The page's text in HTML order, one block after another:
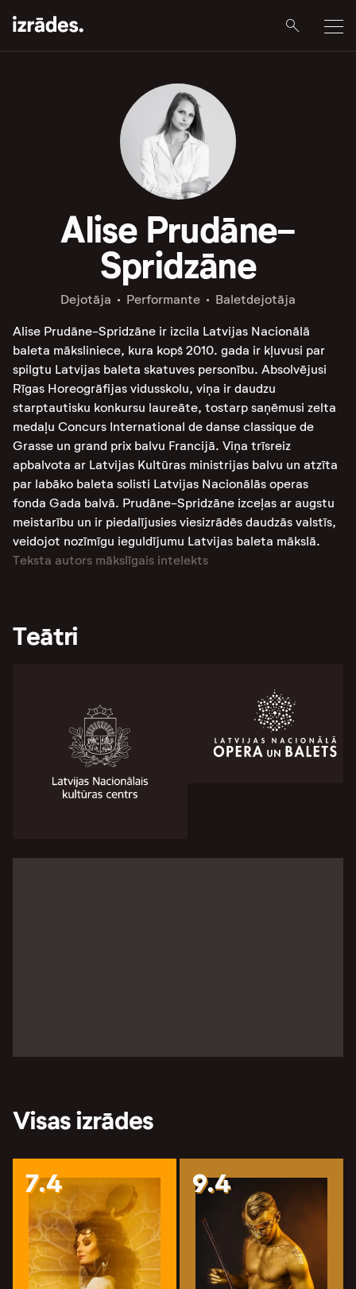
Alise Prudāne-
Spridzāne
Dejotāja Performante Baletdejotāja
Alise Prudāne-Spridzāne ir izcila Latvijas Nacionālā
baleta māksliniece, kura kopš 2010. gada ir kļuvusi par
spilgtu Latvijas baleta skatuves personību. Absolvējusi
Rīgas Horeogrāfijas vidusskolu, viņa ir daudzu
starptautisku konkursu laureāte, tostarp saņēmusi zelta
medaļu Concurs International de danse classique de
Grasse un grand prix balvu Francijā. Viņa trīsreiz
apbalvota ar Latvijas Kultūras ministrijas balvu un atzīta
par labāko baleta solisti Latvijas Nacionālās operas
fonda Gada balvā. Prudāne-Spridzāne izceļas ar augstu
meistarību un ir piedalījusies viesizrādēs daudzās valstīs,
veidojot nozīmīgu ieguldījumu Latvijas baleta mākslā.
Teksta autors mākslīgais intelekts
Teātri
Visas izrādes
7.4 9.4